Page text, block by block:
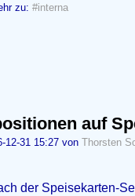
zu: #interna
auf
12-31 15:27 von Thorsten
der Speisekarten-